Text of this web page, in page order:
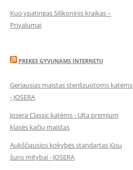
Kuo ypatingas Silikoninis kraikas –
Privalumai
PREKES GYVUNAMS INTERNETU
Geriausias maistas sterilizuotoms katėms
- JOSERA
Josera Classic katėms - Ulta premium
klasės kačių maistas
Aukščiausios kokybės standartas Jūsų
šuns mitybai - JOSERA